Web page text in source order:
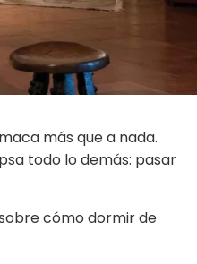
más que a nada.
todo lo demás: pasar
cómo dormir de